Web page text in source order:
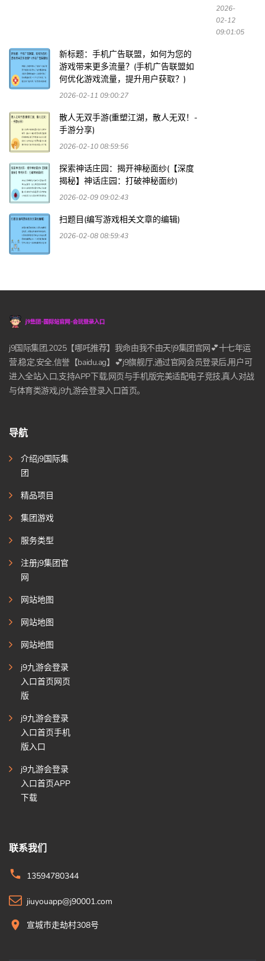
2026-
02-12
09:01:05
新标题：手机广告联盟，如何为您的
游戏带来更多流量？(手机广告联盟如
何优化游戏流量，提升用户获取？)
2026-02-11 09:00:27
散人无双手游(重塑江湖，散人无双！-
手游分享)
2026-02-10 08:59:56
探索神话庄园：揭开神秘面纱(【深度
揭秘】神话庄园：打破神秘面纱)
2026-02-09 09:02:43
扫题目(编写游戏相关文章的编辑)
2026-02-08 08:59:43
j9国际集团,2025【哪吒推荐】我命由我不由天!j9集团官网💕十七年运
营,稳定,安全,信誉【baidu.ag】💕j9旗舰厅,通过官网会员登录后,用户可
进入全站入口,支持APP下载,网页与手机版完美适配电子竞技,真人对战
与体育类游戏,j9九游会登录入口首页。
导航
介绍j9国际集
团
精品项目
集团游戏
服务类型
注册j9集团官
网
网站地图
网站地图
网站地图
j9九游会登录
入口首页网页
版
j9九游会登录
入口首页手机
版入口
j9九游会登录
入口首页APP
下载
联系我们
13594780344
jiuyouapp@j90001.com
宣城市走劫村308号